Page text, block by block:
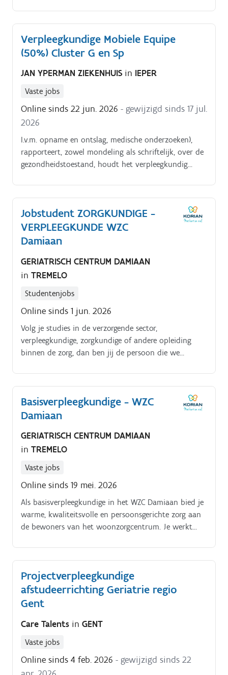
patiënt en hun omgeving centraal stelt. Continuïteit
van zorg – Je zorgt voor de continuïteit van zorg
door duidelijke mondelinge besprekingen, schriftelijke
registraties en verpleegkundige transfertnota’s.
Verpleegkundige Mobiele Equipe
(50%) Cluster G en Sp
JAN YPERMAN ZIEKENHUIS in IEPER
Vaste jobs
Online sinds 22 jun. 2026 - gewijzigd sinds 17 jul.
2026
I.v.m. opname en ontslag, medische onderzoeken),
rapporteert, zowel mondeling als schriftelijk, over de
gezondheidstoestand, houdt het verpleegkundig
Jobstudent ZORGKUNDIGE -
VERPLEEGKUNDE WZC
Damiaan
GERIATRISCH CENTRUM DAMIAAN
in TREMELO
Studentenjobs
Online sinds 1 jun. 2026
Volg je studies in de verzorgende sector,
verpleegkundige, zorgkundige of andere opleiding
binnen de zorg, dan ben jij de persoon die we
en anderzijds nog bijkomende ervaring laten opdoen.
Basisverpleegkundige - WZC
Damiaan
GERIATRISCH CENTRUM DAMIAAN
in TREMELO
Vaste jobs
Online sinds 19 mei. 2026
Als basisverpleegkundige in het WZC Damiaan bied je
warme, kwaliteitsvolle en persoonsgerichte zorg aan
de bewoners van het woonzorgcentrum. Je werkt
complexe zorgsituaties.
Projectverpleegkundige
afstudeerrichting Geriatrie regio
Gent
Care Talents in GENT
Vaste jobs
Online sinds 4 feb. 2026 - gewijzigd sinds 22